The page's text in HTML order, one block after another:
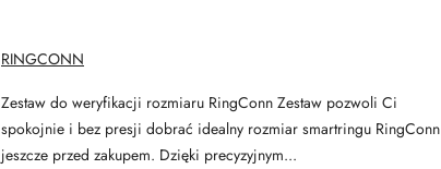
NAZWA
PRODUCENTA:
RINGCONN
Zestaw do weryfikacji rozmiaru RingConn Zestaw pozwoli Ci
spokojnie i bez presji dobrać idealny rozmiar smartringu RingConn
jeszcze przed zakupem. Dzięki precyzyjnym...